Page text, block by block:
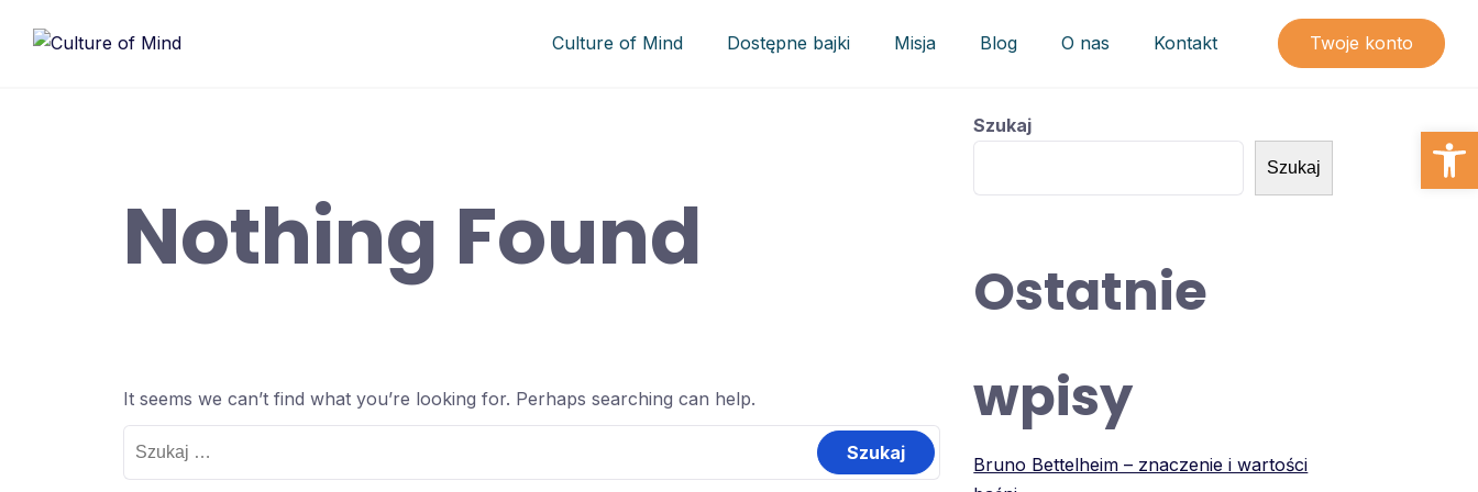
Culture of Mind Dostępne bajki Misja Blog O nas Kontakt Twoje konto
Nothing Found
It seems we can’t find what you’re looking for. Perhaps searching can help.
Szukaj
Szukaj
Ostatnie
wpisy
Bruno Bettelheim – znaczenie i wartości